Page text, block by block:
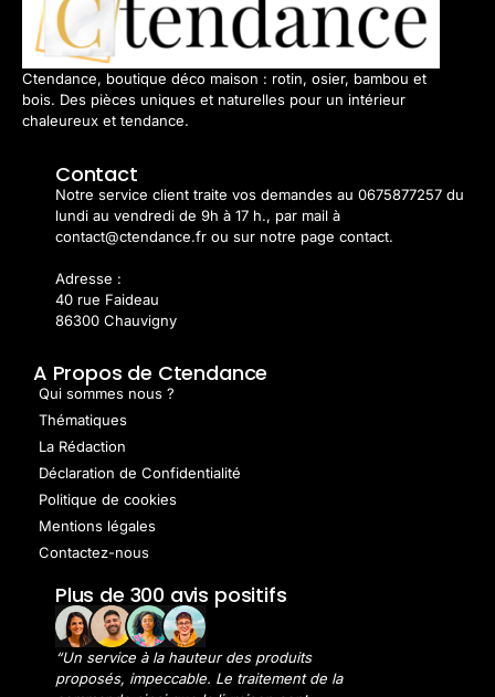
Ctendance, boutique déco maison : rotin, osier, bambou et
bois. Des pièces uniques et naturelles pour un intérieur
chaleureux et tendance.
Contact
Notre service client traite vos demandes au 0675877257 du
lundi au vendredi de 9h à 17 h., par mail à
contact@ctendance.fr ou sur notre page contact.
Adresse :
40 rue Faideau
86300 Chauvigny
A Propos de Ctendance
Qui sommes nous ?
Thématiques
La Rédaction
Déclaration de Confidentialité
Politique de cookies
Mentions légales
Contactez-nous
Plus de 300 avis positifs
“Un service à la hauteur des produits
proposés, impeccable. Le traitement de la